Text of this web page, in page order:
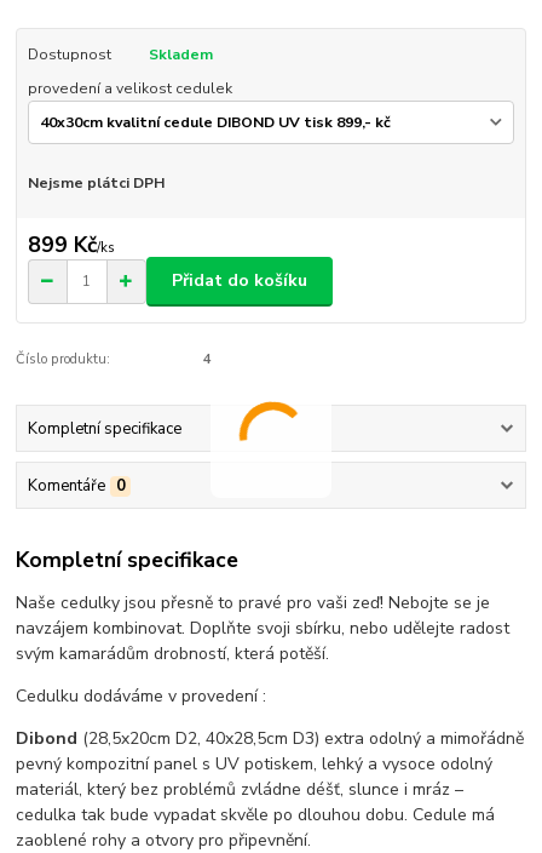
Dostupnost
Skladem
provedení a velikost cedulek
Nejsme plátci DPH
899 Kč/ks
Přidat do košíku
Číslo produktu: 4
Kompletní specifikace
Komentáře 0
Kompletní specifikace
Naše cedulky jsou přesně to pravé pro vaši zeď! Nebojte se je
navzájem kombinovat. Doplňte svoji sbírku, nebo udělejte radost
svým kamarádům drobností, která potěší.
Cedulku dodáváme v provedení :
Dibond (28,5x20cm D2, 40x28,5cm D3) extra odolný a mimořádně
pevný kompozitní panel s UV potiskem, lehký a vysoce odolný
materiál, který bez problémů zvládne déšť, slunce i mráz –
cedulka tak bude vypadat skvěle po dlouhou dobu. Cedule má
zaoblené rohy a otvory pro připevnění.